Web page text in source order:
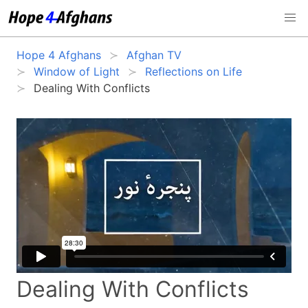
Hope 4 Afghans
Afghan TV
Window of Light
Reflections on Life
Dealing With Conflicts
Dealing With Conflicts